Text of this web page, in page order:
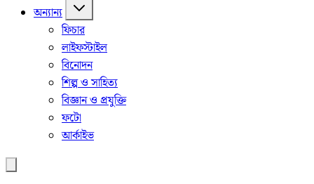
অন্যান্য
ফিচার
লাইফস্টাইল
বিনোদন
শিল্প ও সাহিত্য
বিজ্ঞান ও প্রযুক্তি
ফটো
আর্কাইভ